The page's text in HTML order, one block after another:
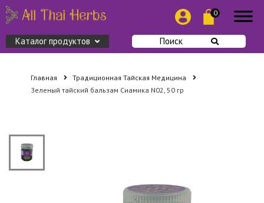
0
Каталог продуктов Поиск
Главная
Традиционная Тайская Медицина
Зеленый тайский бальзам Сиамика N02, 50 гр